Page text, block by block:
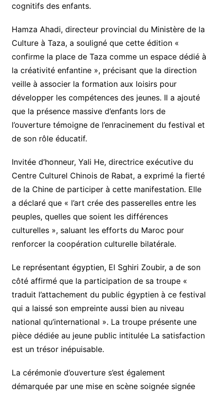
cognitifs des enfants.
Hamza Ahadi, directeur provincial du Ministère de la
Culture à Taza, a souligné que cette édition «
confirme la place de Taza comme un espace dédié à
la créativité enfantine », précisant que la direction
veille à associer la formation aux loisirs pour
développer les compétences des jeunes. Il a ajouté
que la présence massive d’enfants lors de
l’ouverture témoigne de l’enracinement du festival et
de son rôle éducatif.
Invitée d’honneur, Yali He, directrice exécutive du
Centre Culturel Chinois de Rabat, a exprimé la fierté
de la Chine de participer à cette manifestation. Elle
a déclaré que « l’art crée des passerelles entre les
peuples, quelles que soient les différences
culturelles », saluant les efforts du Maroc pour
renforcer la coopération culturelle bilatérale.
Le représentant égyptien, El Sghiri Zoubir, a de son
côté affirmé que la participation de sa troupe «
traduit l’attachement du public égyptien à ce festival
qui a laissé son empreinte aussi bien au niveau
national qu’international ». La troupe présente une
pièce dédiée au jeune public intitulée La satisfaction
est un trésor inépuisable.
La cérémonie d’ouverture s’est également
démarquée par une mise en scène soignée signée